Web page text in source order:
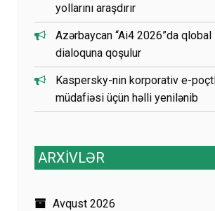
yollarını araşdırır
Azərbaycan “Ai4 2026”da
dialoquna qoşulur
Kaspersky-nin korporativ e-
müdafiəsi üçün həlli yenilənib
ARXİVLƏR
Avqust 2026